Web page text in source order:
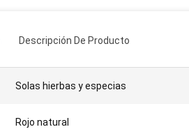
Descripción De Producto
Solas hierbas y especias
Rojo natural